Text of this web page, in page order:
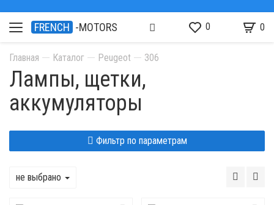
FRENCH -MOTORS 0 0
Главная Каталог Peugeot 306
Лампы, щетки,
аккумуляторы
Фильтр по параметрам
не выбрано